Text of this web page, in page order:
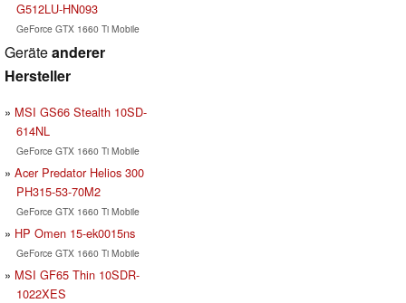
G512LU-HN093
GeForce GTX 1660 Ti Mobile
Geräteanderer
Hersteller
MSI GS66 Stealth 10SD-
614NL
GeForce GTX 1660 Ti Mobile
Acer Predator Helios 300
PH315-53-70M2
GeForce GTX 1660 Ti Mobile
HP Omen 15-ek0015ns
GeForce GTX 1660 Ti Mobile
MSI GF65 Thin 10SDR-
1022XES